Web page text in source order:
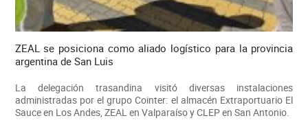
ZEAL se posiciona como aliado logístico para la provincia
argentina de San Luis
La delegación trasandina visitó diversas instalaciones
administradas por el grupo Cointer: el almacén Extraportuario El
Sauce en Los Andes, ZEAL en Valparaíso y CLEP en San Antonio.